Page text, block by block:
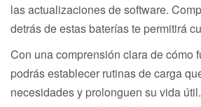
las actualizaciones de software.
detrás de estas baterías te permitirá
Con una comprensión clara de cómo
podrás establecer rutinas de carga
necesidades y prolonguen su vida